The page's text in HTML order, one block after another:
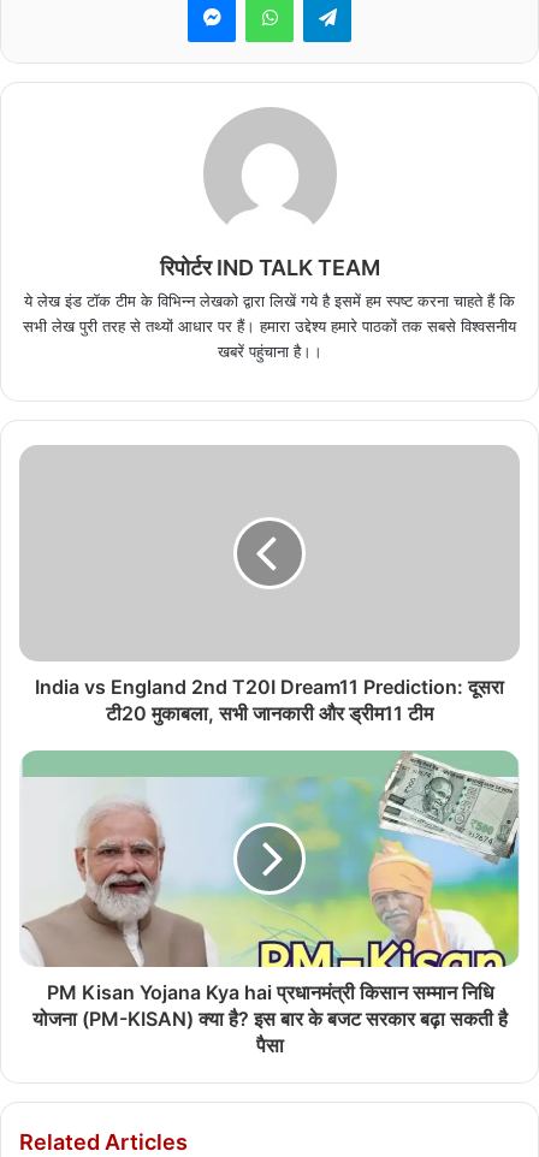
रिपोर्टर IND TALK TEAM
ये लेख इंड टॉक टीम के विभिन्न लेखको द्वारा लिखें गये है इसमें हम स्पष्ट करना चाहते हैं कि
सभी लेख पुरी तरह से तथ्यों आधार पर हैं। हमारा उद्देश्य हमारे पाठकों तक सबसे विश्वसनीय
खबरें पहुंचाना है।।
India vs England 2nd T20I Dream11 Prediction: दूसरा
टी20 मुकाबला, सभी जानकारी और ड्रीम11 टीम
PM Kisan Yojana Kya hai प्रधानमंत्री किसान सम्मान निधि
योजना (PM-KISAN) क्या है? इस बार के बजट सरकार बढ़ा सकती है
पैसा
Related Articles